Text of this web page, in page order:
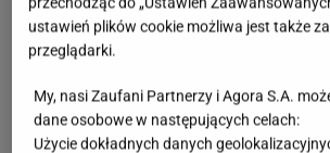
ustawień plików cookie możliwa jest także
przeglądarki.
My, nasi Zaufani Partnerzy i Agora S.A.
dane osobowe w następujących celach:
Użycie dokładnych danych